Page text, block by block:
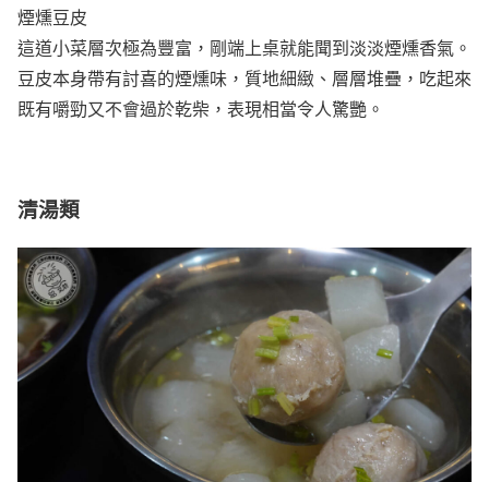
煙燻豆皮
這道小菜層次極為豐富，剛端上桌就能聞到淡淡煙燻香氣。
豆皮本身帶有討喜的煙燻味，質地細緻、層層堆疊，吃起來
既有嚼勁又不會過於乾柴，表現相當令人驚艷。
清湯類